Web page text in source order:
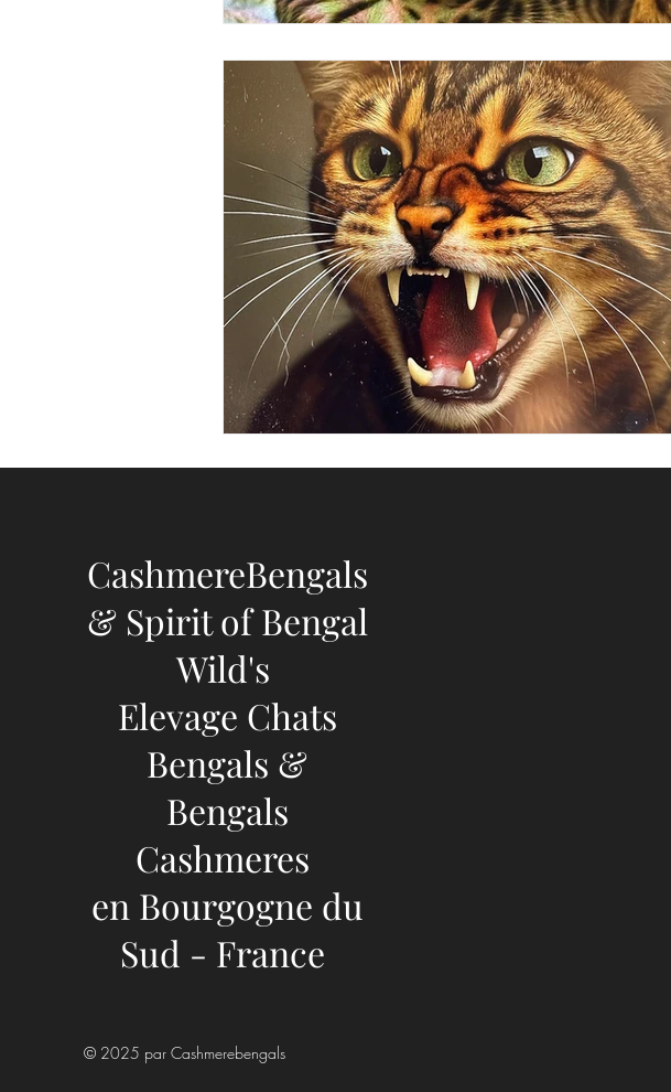
CashmereBengals
& Spirit of Bengal
Wild's
Elevage Chats
Bengals &
Bengals
Cashmeres
en Bourgogne du
Sud - France
© 2025 par Cashmerebengals